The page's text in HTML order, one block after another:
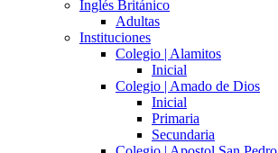
Inglés Británico
Adultas
Instituciones
Colegio | Alamitos
Inicial
Colegio | Amado de Dios
Inicial
Primaria
Secundaria